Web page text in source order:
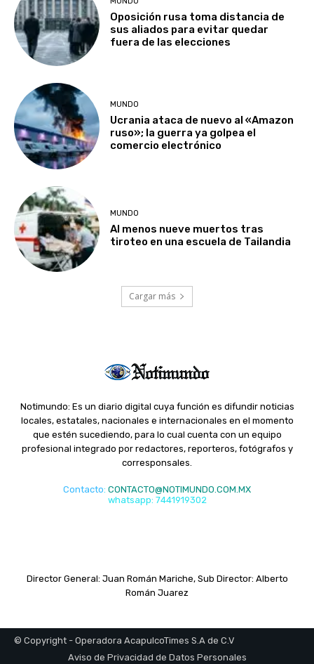
Oposición rusa toma distancia de
sus aliados para evitar quedar
fuera de las elecciones
MUNDO
Ucrania ataca de nuevo al «Amazon
ruso»; la guerra ya golpea el
comercio electrónico
MUNDO
Al menos nueve muertos tras
tiroteo en una escuela de Tailandia
Cargar más
Notimundo: Es un diario digital cuya función es difundir noticias
locales, estatales, nacionales e internacionales en el momento
que estén sucediendo, para lo cual cuenta con un equipo
profesional integrado por redactores, reporteros, fotógrafos y
corresponsales.
Contacto: CONTACTO@NOTIMUNDO.COM.MX
whatsapp: 7441919302
Director General: Juan Román Mariche, Sub Director: Alberto
Román Juarez
© Copyright - Operadora AcapulcoTimes S.A de C.V
Aviso de Privacidad de Datos Personales